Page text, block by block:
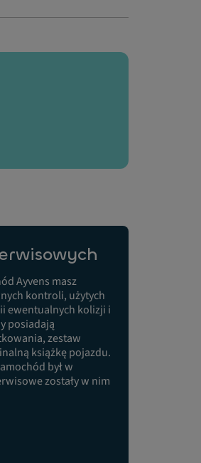
Ayvens masz
kontroli, użytych
ewentualnych kolizji i
posiadają
zestaw
książkę pojazdu.
był w
zostały w nim